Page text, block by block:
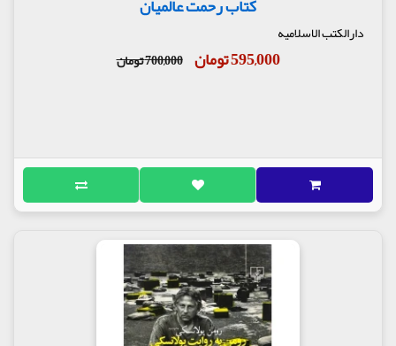
دارالکتب الاسلامیه
595,000 تومان 700,000 تومان